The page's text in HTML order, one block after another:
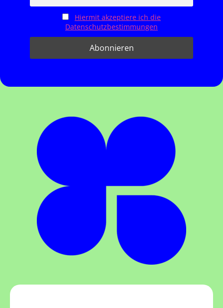
Hiermit akzeptiere ich die
Datenschutzbestimmungen